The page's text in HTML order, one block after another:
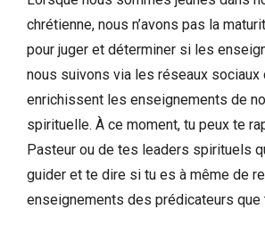
chrétienne, nous n’avons pas la
pour juger et déterminer si les
nous suivons via les réseaux sociaux
enrichissent les enseignements de
spirituelle. À ce moment, tu peux te
Pasteur ou de tes leaders spirituels
guider et te dire si tu es à même de
enseignements des prédicateurs que